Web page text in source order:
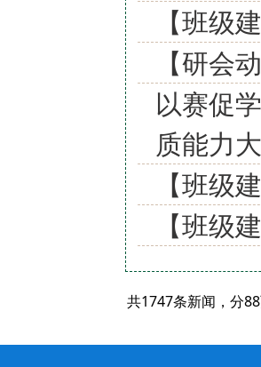
【班级
【研会
以赛促
质能力
【班级
【班级
共1747条新闻，分